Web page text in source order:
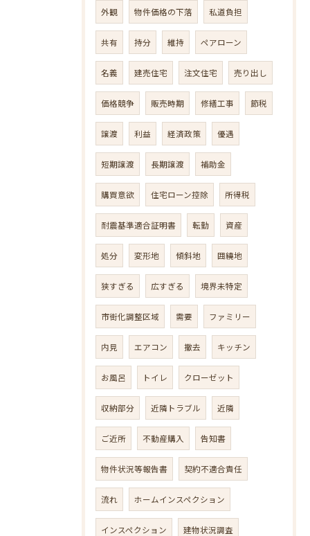
外観 物件価格の下落 私道負担
共有 持分 維持 ペアローン
名義 建売住宅 注文住宅 売り出し
価格競争 販売時期 修繕工事 節税
譲渡 利益 経済政策 優遇
短期譲渡 長期譲渡 補助金
購買意欲 住宅ローン控除 所得税
耐震基準適合証明書 転勤 資産
処分 変形地 傾斜地 囲繞地
狭すぎる 広すぎる 境界未特定
市街化調整区域 需要 ファミリー
内見 エアコン 撤去 キッチン
お風呂 トイレ クローゼット
収納部分 近隣トラブル 近隣
ご近所 不動産購入 告知書
物件状況等報告書 契約不適合責任
流れ ホームインスペクション
インスペクション 建物状況調査